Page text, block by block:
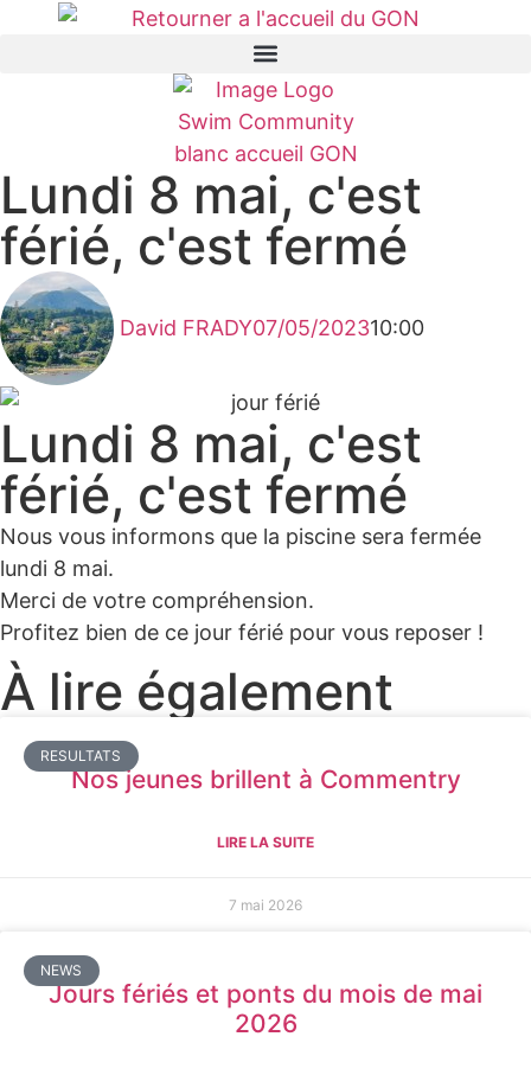
Lundi 8 mai, c'est
férié, c'est fermé
David FRADY07/05/202310:00
Lundi 8 mai, c'est
férié, c'est fermé
Nous vous informons que la piscine sera fermée
lundi 8 mai.
Merci de votre compréhension.
Profitez bien de ce jour férié pour vous reposer !
À lire également
RESULTATS
Nos jeunes brillent à Commentry
LIRE LA SUITE
7 mai 2026
NEWS
Jours fériés et ponts du mois de mai
2026